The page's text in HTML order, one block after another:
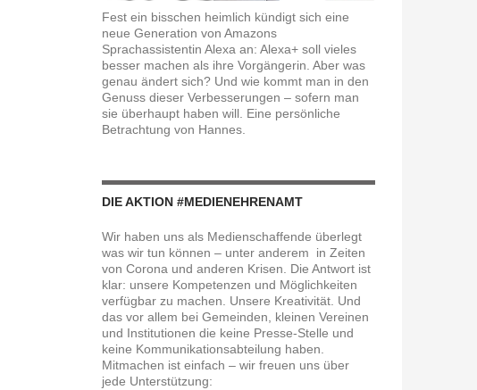
Fest ein bisschen heimlich kündigt sich eine
neue Generation von Amazons
Sprachassistentin Alexa an: Alexa+ soll vieles
besser machen als ihre Vorgängerin. Aber was
genau ändert sich? Und wie kommt man in den
Genuss dieser Verbesserungen – sofern man
sie überhaupt haben will. Eine persönliche
Betrachtung von Hannes.
DIE AKTION #MEDIENEHRENAMT
Wir haben uns als Medienschaffende überlegt
was wir tun können – unter anderem in Zeiten
von Corona und anderen Krisen. Die Antwort ist
klar: unsere Kompetenzen und Möglichkeiten
verfügbar zu machen. Unsere Kreativität. Und
das vor allem bei Gemeinden, kleinen Vereinen
und Institutionen die keine Presse-Stelle und
keine Kommunikationsabteilung haben.
Mitmachen ist einfach – wir freuen uns über
jede Unterstützung: